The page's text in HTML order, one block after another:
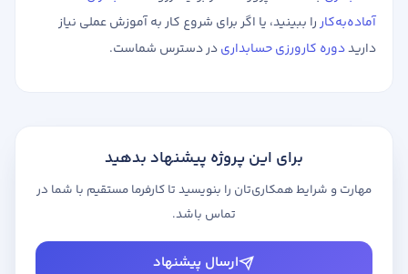
آماده‌به‌کاررا ببینید، یا اگر برای شروع کار به آموزش عملی نیاز
داریددوره کارورزی حسابداریدر دسترس شماست.
برای این پروژه پیشنهاد بدهید
مهارت و شرایط همکاری‌تان را بنویسید تا کارفرما مستقیم با شما در
تماس باشد.
ارسال پیشنهاد